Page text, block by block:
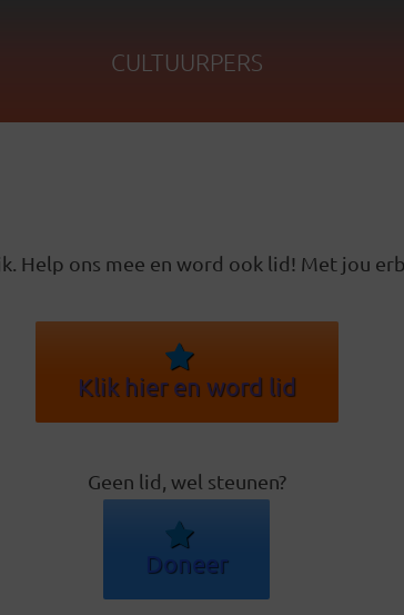
CULTUURPERS
Help ons mee en word ook lid! Met jou
Klik hier en word lid
Geen lid, wel steunen?
Doneer